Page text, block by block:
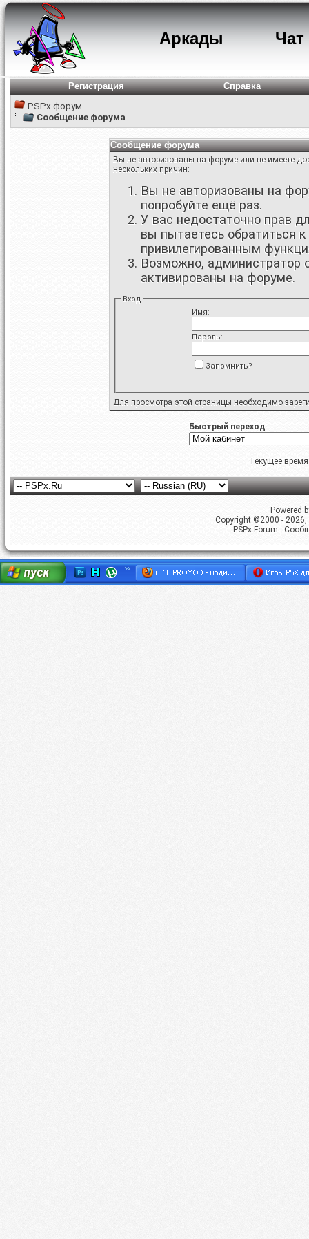
Аркады Чат
Регистрация
Справка
PSPx форум
Сообщение форума
Сообщение форума
Вы не авторизованы на форуме или не имеете
нескольких причин:
Вы не авторизованы на
попробуйте ещё раз.
У вас недостаточно прав
вы пытаетесь обратиться
привилегированным
Возможно, администратор
активированы на форуме.
Вход
Имя:
Пароль:
Запомнить?
Для просмотра этой страницы необходимо
Быстрый переход
Текущее
Powered
Copyright ©2000 -
PSPx Forum -